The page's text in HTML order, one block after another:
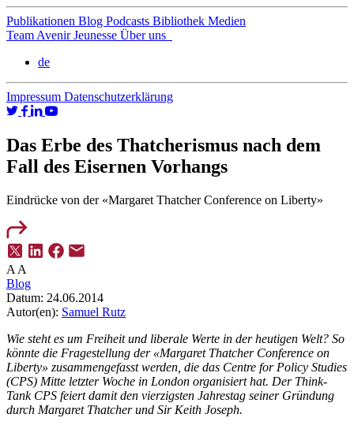
Publikationen Blog Podcasts Bibliothek Medien
Team Avenir Jeunesse Über uns
de
Impressum Datenschutzerklärung
Das Erbe des Thatcherismus nach dem
Fall des Eisernen Vorhangs
Eindrücke von der «Margaret Thatcher Conference on Liberty»
A A
Blog
Datum: 24.06.2014
Autor(en): Samuel Rutz
Wie steht es um Freiheit und liberale Werte in der heutigen Welt? So
könnte die Fragestellung der «Margaret Thatcher Conference on
Liberty» zusammengefasst werden, die das Centre for Policy Studies
(CPS) Mitte letzter Woche in London organisiert hat. Der Think-
Tank CPS feiert damit den vierzigsten Jahrestag seiner Gründung
durch Margaret Thatcher und Sir Keith Joseph.